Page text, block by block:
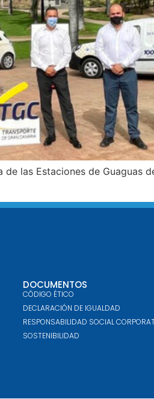
las Estaciones de Guaguas
DOCUMENTOS
CÓDIGO ÉTICO
DECLARACIÓN DE IGUALDAD
RESPONSABILIDAD SOCIAL
SOSTENIBILIDAD